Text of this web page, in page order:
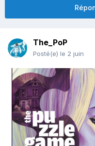
The_PoP
Posté(e) le 2 juin